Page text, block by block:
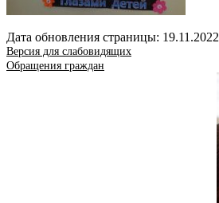
Дата обновления страницы: 19.11.2022
Версия для слабовидящих
Обращения граждан